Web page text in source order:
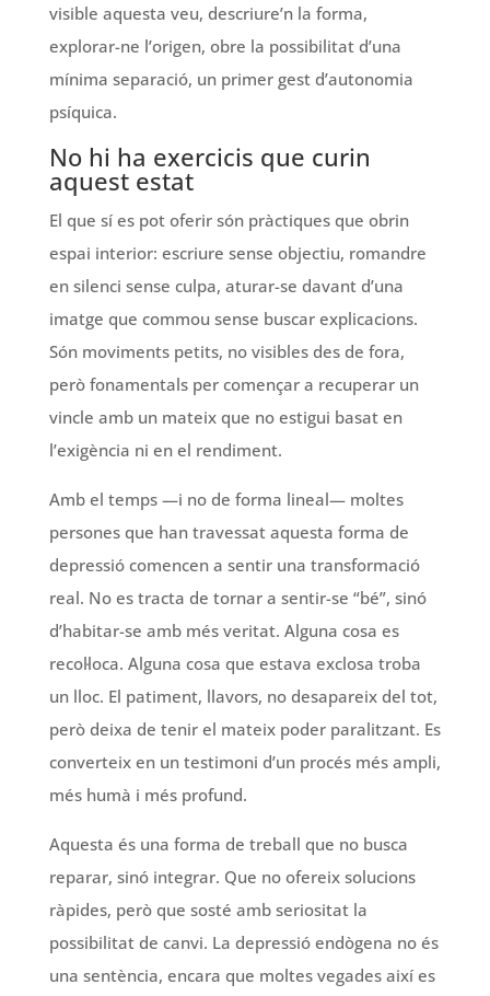
visible aquesta veu, descriure’n la forma,
explorar-ne l’origen, obre la possibilitat d’una
mínima separació, un primer gest d’autonomia
psíquica.
No hi ha exercicis que curin
aquest estat
El que sí es pot oferir són pràctiques que obrin
espai interior: escriure sense objectiu, romandre
en silenci sense culpa, aturar-se davant d’una
imatge que commou sense buscar explicacions.
Són moviments petits, no visibles des de fora,
però fonamentals per començar a recuperar un
vincle amb un mateix que no estigui basat en
l’exigència ni en el rendiment.
Amb el temps —i no de forma lineal— moltes
persones que han travessat aquesta forma de
depressió comencen a sentir una transformació
real. No es tracta de tornar a sentir-se “bé”, sinó
d’habitar-se amb més veritat. Alguna cosa es
recol·loca. Alguna cosa que estava exclosa troba
un lloc. El patiment, llavors, no desapareix del tot,
però deixa de tenir el mateix poder paralitzant. Es
converteix en un testimoni d’un procés més ampli,
més humà i més profund.
Aquesta és una forma de treball que no busca
reparar, sinó integrar. Que no ofereix solucions
ràpides, però que sosté amb seriositat la
possibilitat de canvi. La depressió endògena no és
una sentència, encara que moltes vegades així es